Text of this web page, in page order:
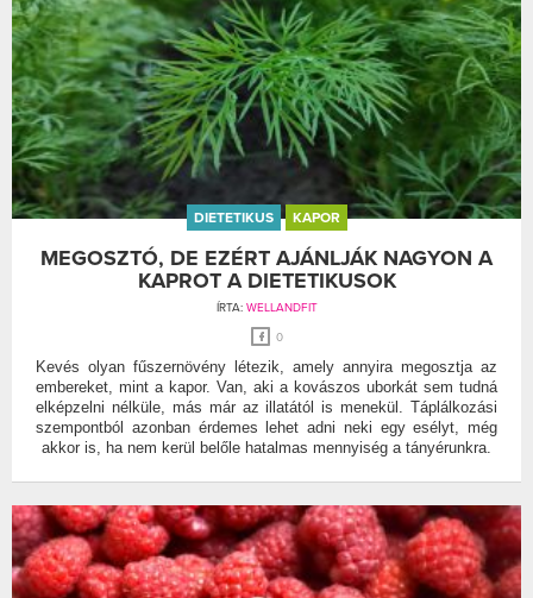
DIETETIKUS KAPOR
MEGOSZTÓ, DE EZÉRT AJÁNLJÁK NAGYON A
KAPROT A DIETETIKUSOK
ÍRTA: WELLANDFIT
0
Kevés olyan fűszernövény létezik, amely annyira megosztja az
embereket, mint a kapor. Van, aki a kovászos uborkát sem tudná
elképzelni nélküle, más már az illatától is menekül. Táplálkozási
szempontból azonban érdemes lehet adni neki egy esélyt, még
akkor is, ha nem kerül belőle hatalmas mennyiség a tányérunkra.